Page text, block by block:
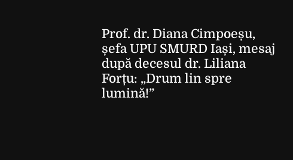
Prof. dr. Diana Cimpoeșu,
șefa UPU SMURD Iași, mesaj
după decesul dr. Liliana
Forțu: „Drum lin spre
lumină!”